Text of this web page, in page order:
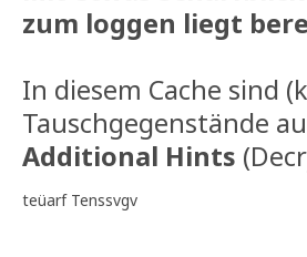
zum loggen liegt
In diesem Cache sind
Tauschgegenstände
Additional Hints (
teüarf Tenssvgv